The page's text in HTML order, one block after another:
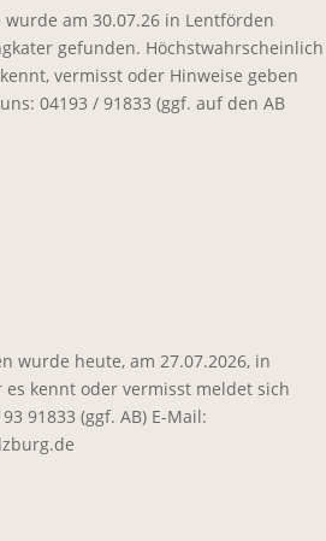
am 30.07.26 in Lentförden
gefunden. Höchstwahrscheinlich
vermisst oder Hinweise geben
04193 / 91833 (ggf. auf den AB
wurde heute, am 27.07.2026, in
kennt oder vermisst meldet sich
91833 (ggf. AB) E-Mail: